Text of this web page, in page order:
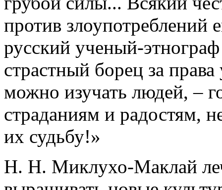
против злоупотреблений
русский ученый-
страстный борец за
можно изучать людей, –
страданиям и радостям,
их судьбу!»
Н. Н. Миклухо-Маклай